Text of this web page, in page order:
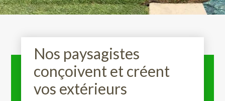
Nos paysagistes
conçoivent et créent
vos extérieurs